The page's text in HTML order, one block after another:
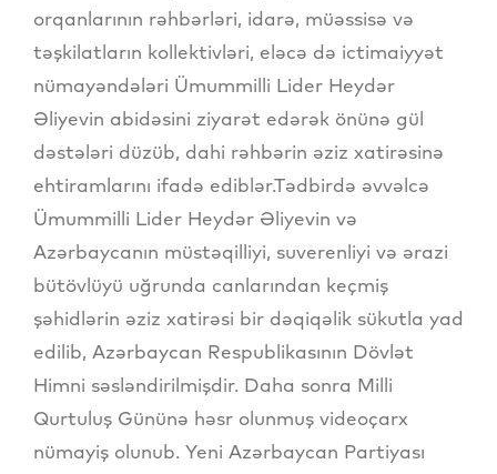
orqanlarının rəhbərləri, idarə, müəssisə və
təşkilatların kollektivləri, eləcə də ictimaiyyət
nümayəndələri Ümummilli Lider Heydər
Əliyevin abidəsini ziyarət edərək önünə gül
dəstələri düzüb, dahi rəhbərin əziz xatirəsinə
ehtiramlarını ifadə ediblər.Tədbirdə əvvəlcə
Ümummilli Lider Heydər Əliyevin və
Azərbaycanın müstəqilliyi, suverenliyi və ərazi
bütövlüyü uğrunda canlarından keçmiş
şəhidlərin əziz xatirəsi bir dəqiqəlik sükutla yad
edilib, Azərbaycan Respublikasının Dövlət
Himni səsləndirilmişdir. Daha sonra Milli
Qurtuluş Gününə həsr olunmuş videoçarx
nümayiş olunub. Yeni Azərbaycan Partiyası